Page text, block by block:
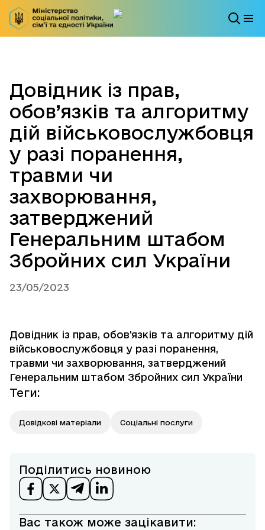
Довідник із прав,
обов’язків та алгоритму
дій військовослужбовця
у разі поранення,
травми чи
захворювання,
затверджений
Генеральним штабом
Збройних сил України
23/05/2023
Довідник із прав, обов’язків та алгоритму дій
військовослужбовця у разі поранення,
травми чи захворювання, затверджений
Генеральним штабом Збройних сил України
Теги:
Довідкові матеріали Соціальні послуги
Поділитись новиною
Вас також може зацікавити: